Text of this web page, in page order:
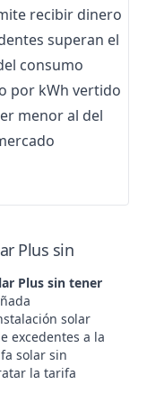
recibir dinero
superan el
consumo
por kWh vertido
menor al del
Plus sin
Plus sin tener
solar
excedentes a la
solar sin
la tarifa